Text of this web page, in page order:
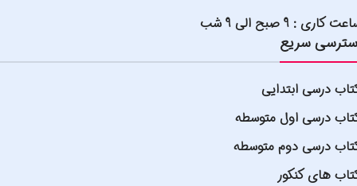
کاری : 9 صبح الی 9 شب
سریع
درسی ابتدایی
درسی اول متوسطه
درسی دوم متوسطه
های کنکور